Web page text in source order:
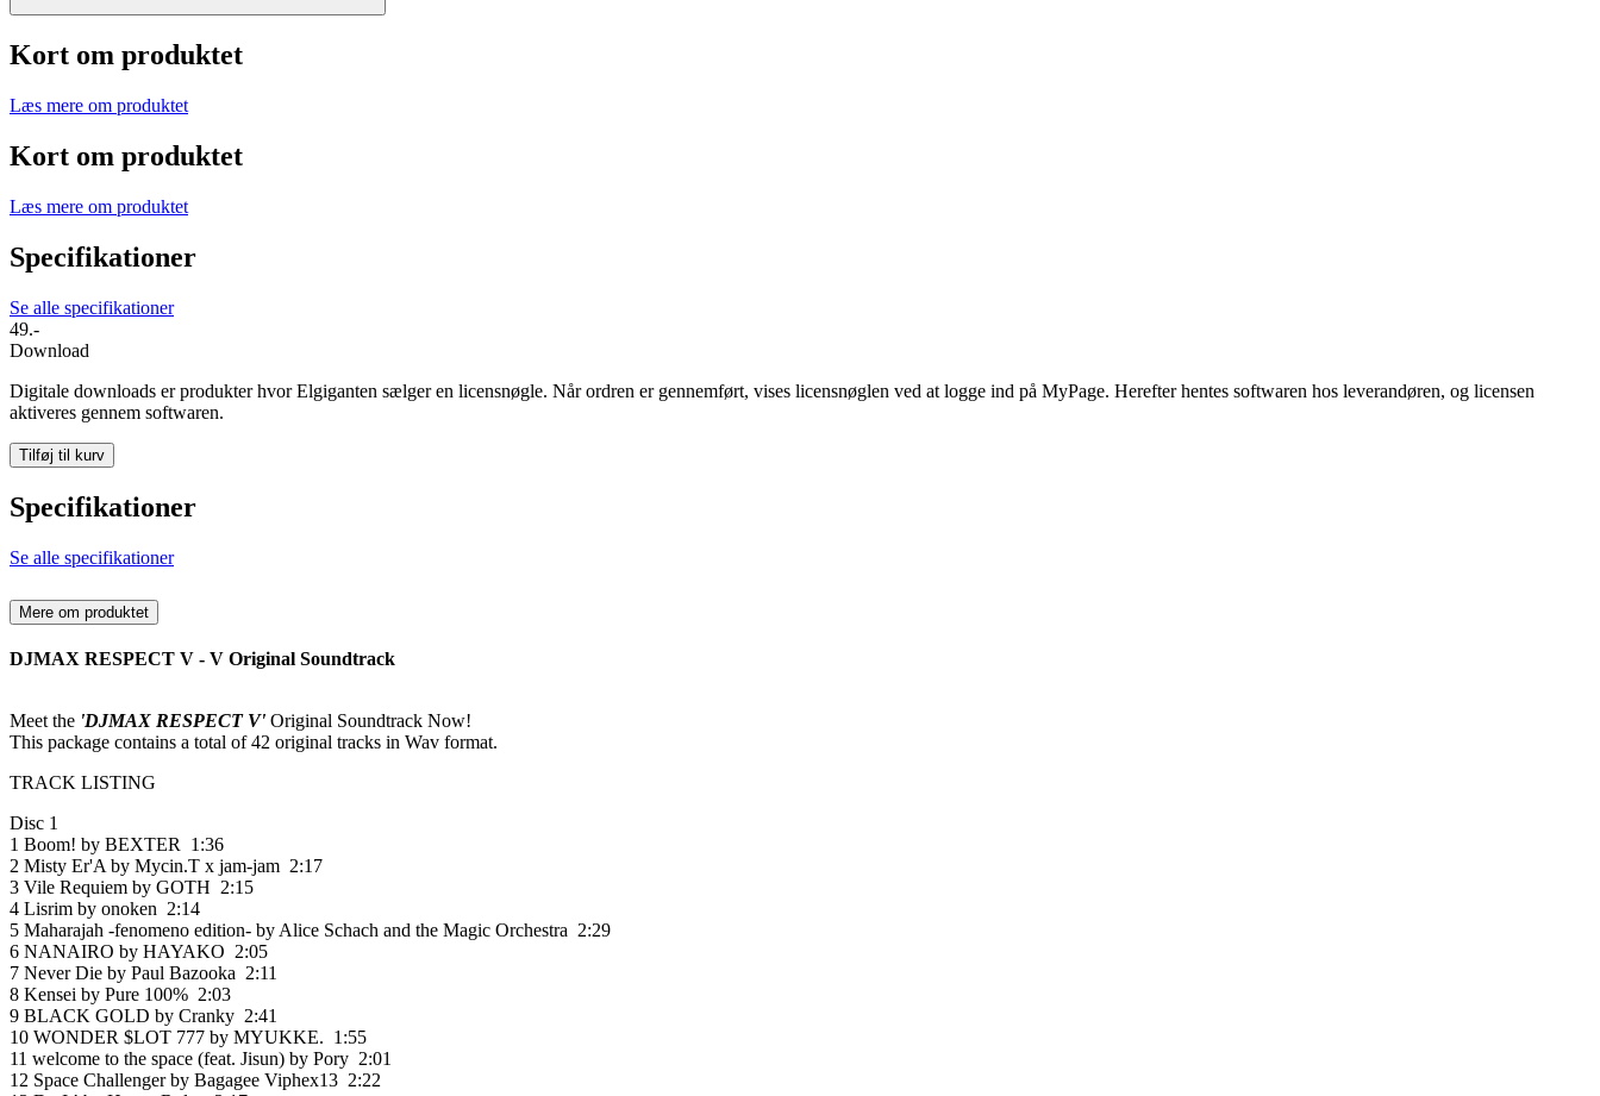
Kort om produktet
Læs mere om produktet
Kort om produktet
Læs mere om produktet
Specifikationer
Se alle specifikationer
49.-
Download
Digitale downloads er produkter hvor Elgiganten sælger en licensnøgle. Når ordren er gennemført, vises licensnøglen ved at logge ind på MyPage. Herefter hentes softwaren hos leverandøren, og licensen
aktiveres gennem softwaren.
Tilføj til kurv
Specifikationer
Se alle specifikationer
Mere om produktet
DJMAX RESPECT V - V Original Soundtrack
Meet the 'DJMAX RESPECT V' Original Soundtrack Now!
This package contains a total of 42 original tracks in Wav format.
TRACK LISTING
Disc 1
1 Boom! by BEXTER 1:36
2 Misty Er'A by Mycin.T x jam-jam 2:17
3 Vile Requiem by GOTH 2:15
4 Lisrim by onoken 2:14
5 Maharajah -fenomeno edition- by Alice Schach and the Magic Orchestra 2:29
6 NANAIRO by HAYAKO 2:05
7 Never Die by Paul Bazooka 2:11
8 Kensei by Pure 100% 2:03
9 BLACK GOLD by Cranky 2:41
10 WONDER $LOT 777 by MYUKKE. 1:55
11 welcome to the space (feat. Jisun) by Pory 2:01
12 Space Challenger by Bagagee Viphex13 2:22